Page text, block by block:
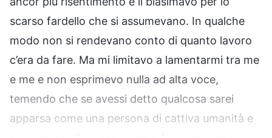
scarso fardello che si assumevano. In qualche
modo non si rendevano conto di quanto lavoro
c’era da fare. Ma mi limitavo a lamentarmi tra me
e me e non esprimevo nulla ad alta voce,
temendo che se avessi detto qualcosa sarei
apparsa come una persona di cattiva umanità e